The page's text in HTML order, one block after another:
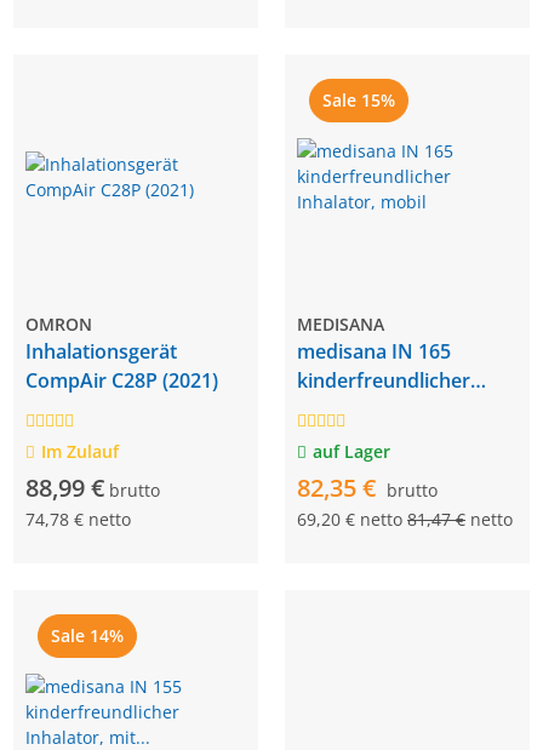
OMRON
Inhalationsgerät
CompAir C28P (2021)
Im Zulauf
88,99 € brutto
74,78 € netto
Sale 15%
MEDISANA
medisana IN 165
kinderfreundlicher
Inhalator, mobil
auf Lager
82,35 € brutto
69,20 € netto 81,47 € netto
Sale 14%